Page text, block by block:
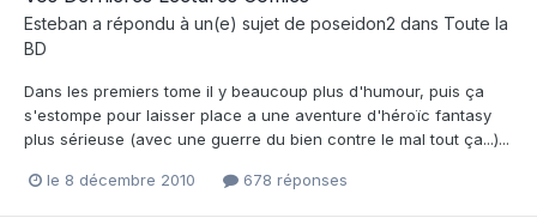
Esteban a répondu à un(e) sujet de poseidon2 dans Toute la
BD
Dans les premiers tome il y beaucoup plus d'humour, puis ça
s'estompe pour laisser place a une aventure d'héroïc fantasy
plus sérieuse (avec une guerre du bien contre le mal tout ça...)...
le 8 décembre 2010 678 réponses